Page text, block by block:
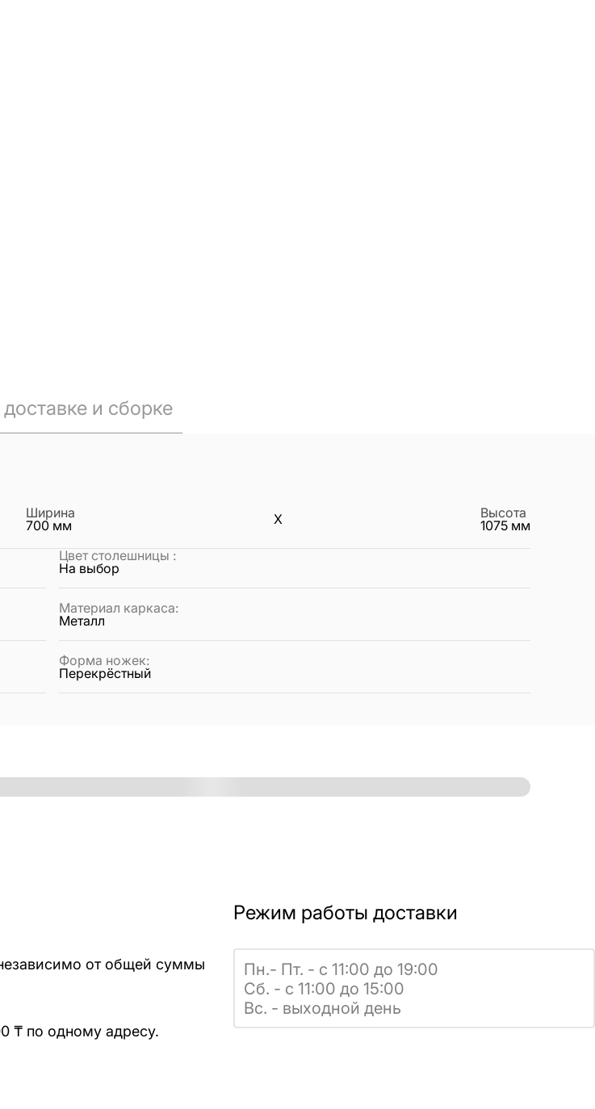
и сборке
Ширина
700 мм X
Высота
1075 мм
Цвет столешницы :
На выбор
Материал каркаса:
Металл
Форма ножек:
Перекрёстный
от общей суммы
₸ по одному адресу.
Режим работы доставки
Пн.- Пт. - с 11:00 до 19:00
Сб. - с 11:00 до 15:00
Вс. - выходной день